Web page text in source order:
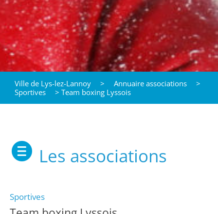
Ville de Lys-lez-Lannoy > Annuaire associations
>
Sportives
> Team boxing Lyssois
Les associations
Sportives